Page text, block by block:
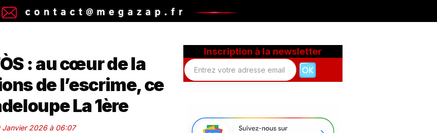
: au cœur de la
de l’escrime, ce
La 1ère
Janvier 2026 à 06:07
Inscription à la newsletter